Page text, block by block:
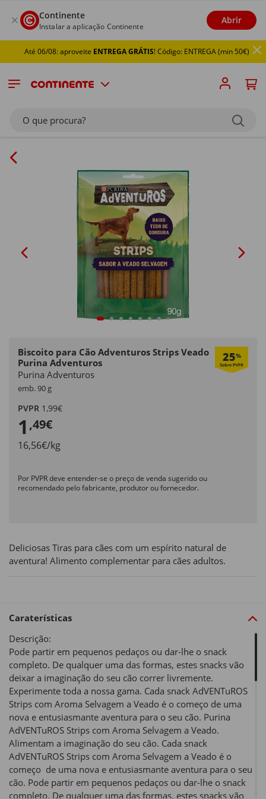
Continente
Instalar a aplicação Continente
Abrir
Até 06/08: aproveiteENTREGA GRÁTIS! Código: ENTREGA (min 50€)
O que procura?
Biscoito para Cão Adventuros Strips Veado
Purina Adventuros
25%
Purina Adventuros
emb. 90 g
PVPR 1,99€
1 ,49€
16,56€/kg
Por PVPR deve entender-se o preço de venda sugerido ou
recomendado pelo fabricante, produtor ou fornecedor.
Deliciosas Tiras para cães com um espírito natural de
aventura! Alimento complementar para cães adultos.
Caraterísticas
Descrição:
Pode partir em pequenos pedaços ou dar-lhe o snack
completo. De qualquer uma das formas, estes snacks vão
deixar a imaginação do seu cão correr livremente.
Experimente toda a nossa gama. Cada snack AdVENTuROS
Strips com Aroma Selvagem a Veado é o começo de uma
nova e entusiasmante aventura para o seu cão. Purina
AdVENTuROS Strips com Aroma Selvagem a Veado.
Alimentam a imaginação do seu cão. Cada snack
AdVENTuROS Strips com Aroma Selvagem a Veado é o
começo de uma nova e entusiasmante aventura para o seu
cão. Pode partir em pequenos pedaços ou dar-lhe o snack
completo. De qualquer uma das formas, estes snacks vão